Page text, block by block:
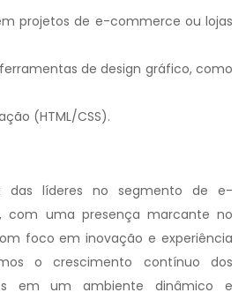
projetos de e-commerce ou lojas
de design gráfico, como
(HTML/CSS).
das líderes no segmento de e-
com uma presença marcante no
foco em inovação e experiência
o crescimento contínuo dos
em um ambiente dinâmico e